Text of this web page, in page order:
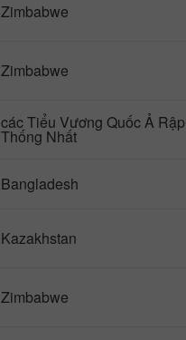
Zimbabwe
Zimbabwe
các Tiểu Vương Quốc Ả Rập
Thống Nhất
Bangladesh
Kazakhstan
Zimbabwe